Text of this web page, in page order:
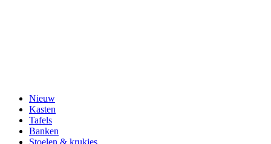
Nieuw
Kasten
Tafels
Banken